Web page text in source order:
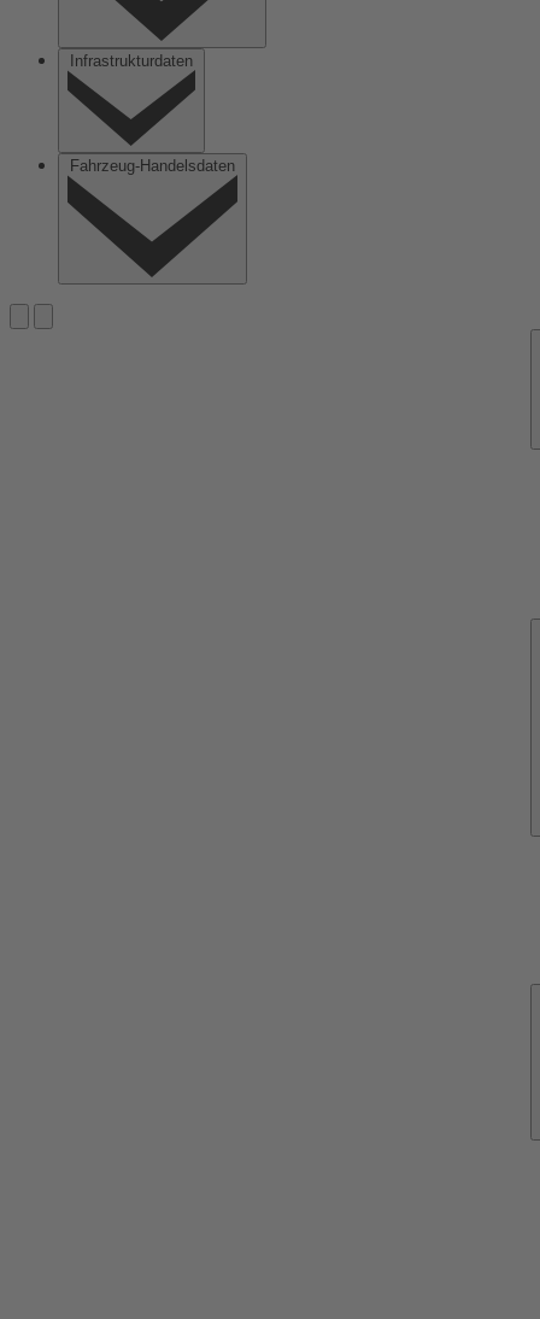
Infrastrukturdaten
Fahrzeug-Handelsdaten